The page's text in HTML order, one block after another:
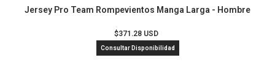
Jersey Pro Team Rompevientos Manga Larga - Hombre
$371.28 USD
Consultar Disponibilidad